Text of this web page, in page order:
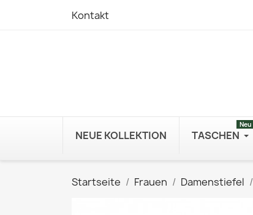
Kontakt
NEUE KOLLEKTION TASCHEN
Neu
Startseite Frauen Damenstiefel